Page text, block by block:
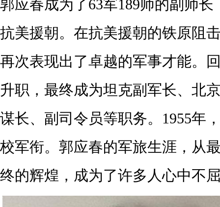
郭应春成为了63军189师的副师
抗美援朝。在抗美援朝的铁原阻
再次表现出了卓越的军事才能。
升职，最终成为坦克副军长、北
谋长、副司令员等职务。1955年
校军衔。郭应春的军旅生涯，从
终的辉煌，成为了许多人心中不